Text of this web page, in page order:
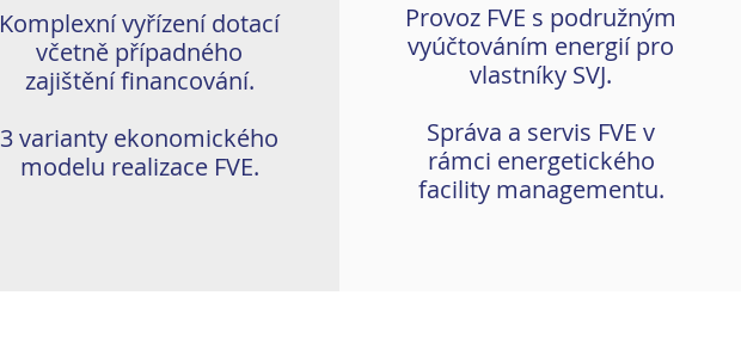
Komplexní vyřízení dotací
včetně případného
zajištění financování.
3 varianty ekonomického
modelu realizace FVE.
Provoz FVE s podružným
vyúčtováním energií pro
vlastníky SVJ.
Správa a servis FVE v
rámci energetického
facility managementu.